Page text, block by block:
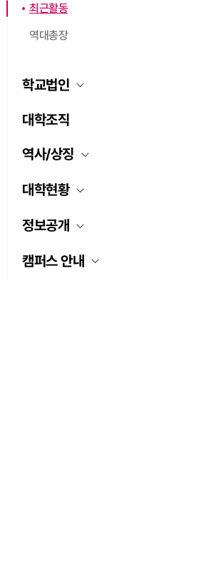
최근활동
역대총장
학교법인
대학조직
역사/상징
대학현황
정보공개
캠퍼스 안내